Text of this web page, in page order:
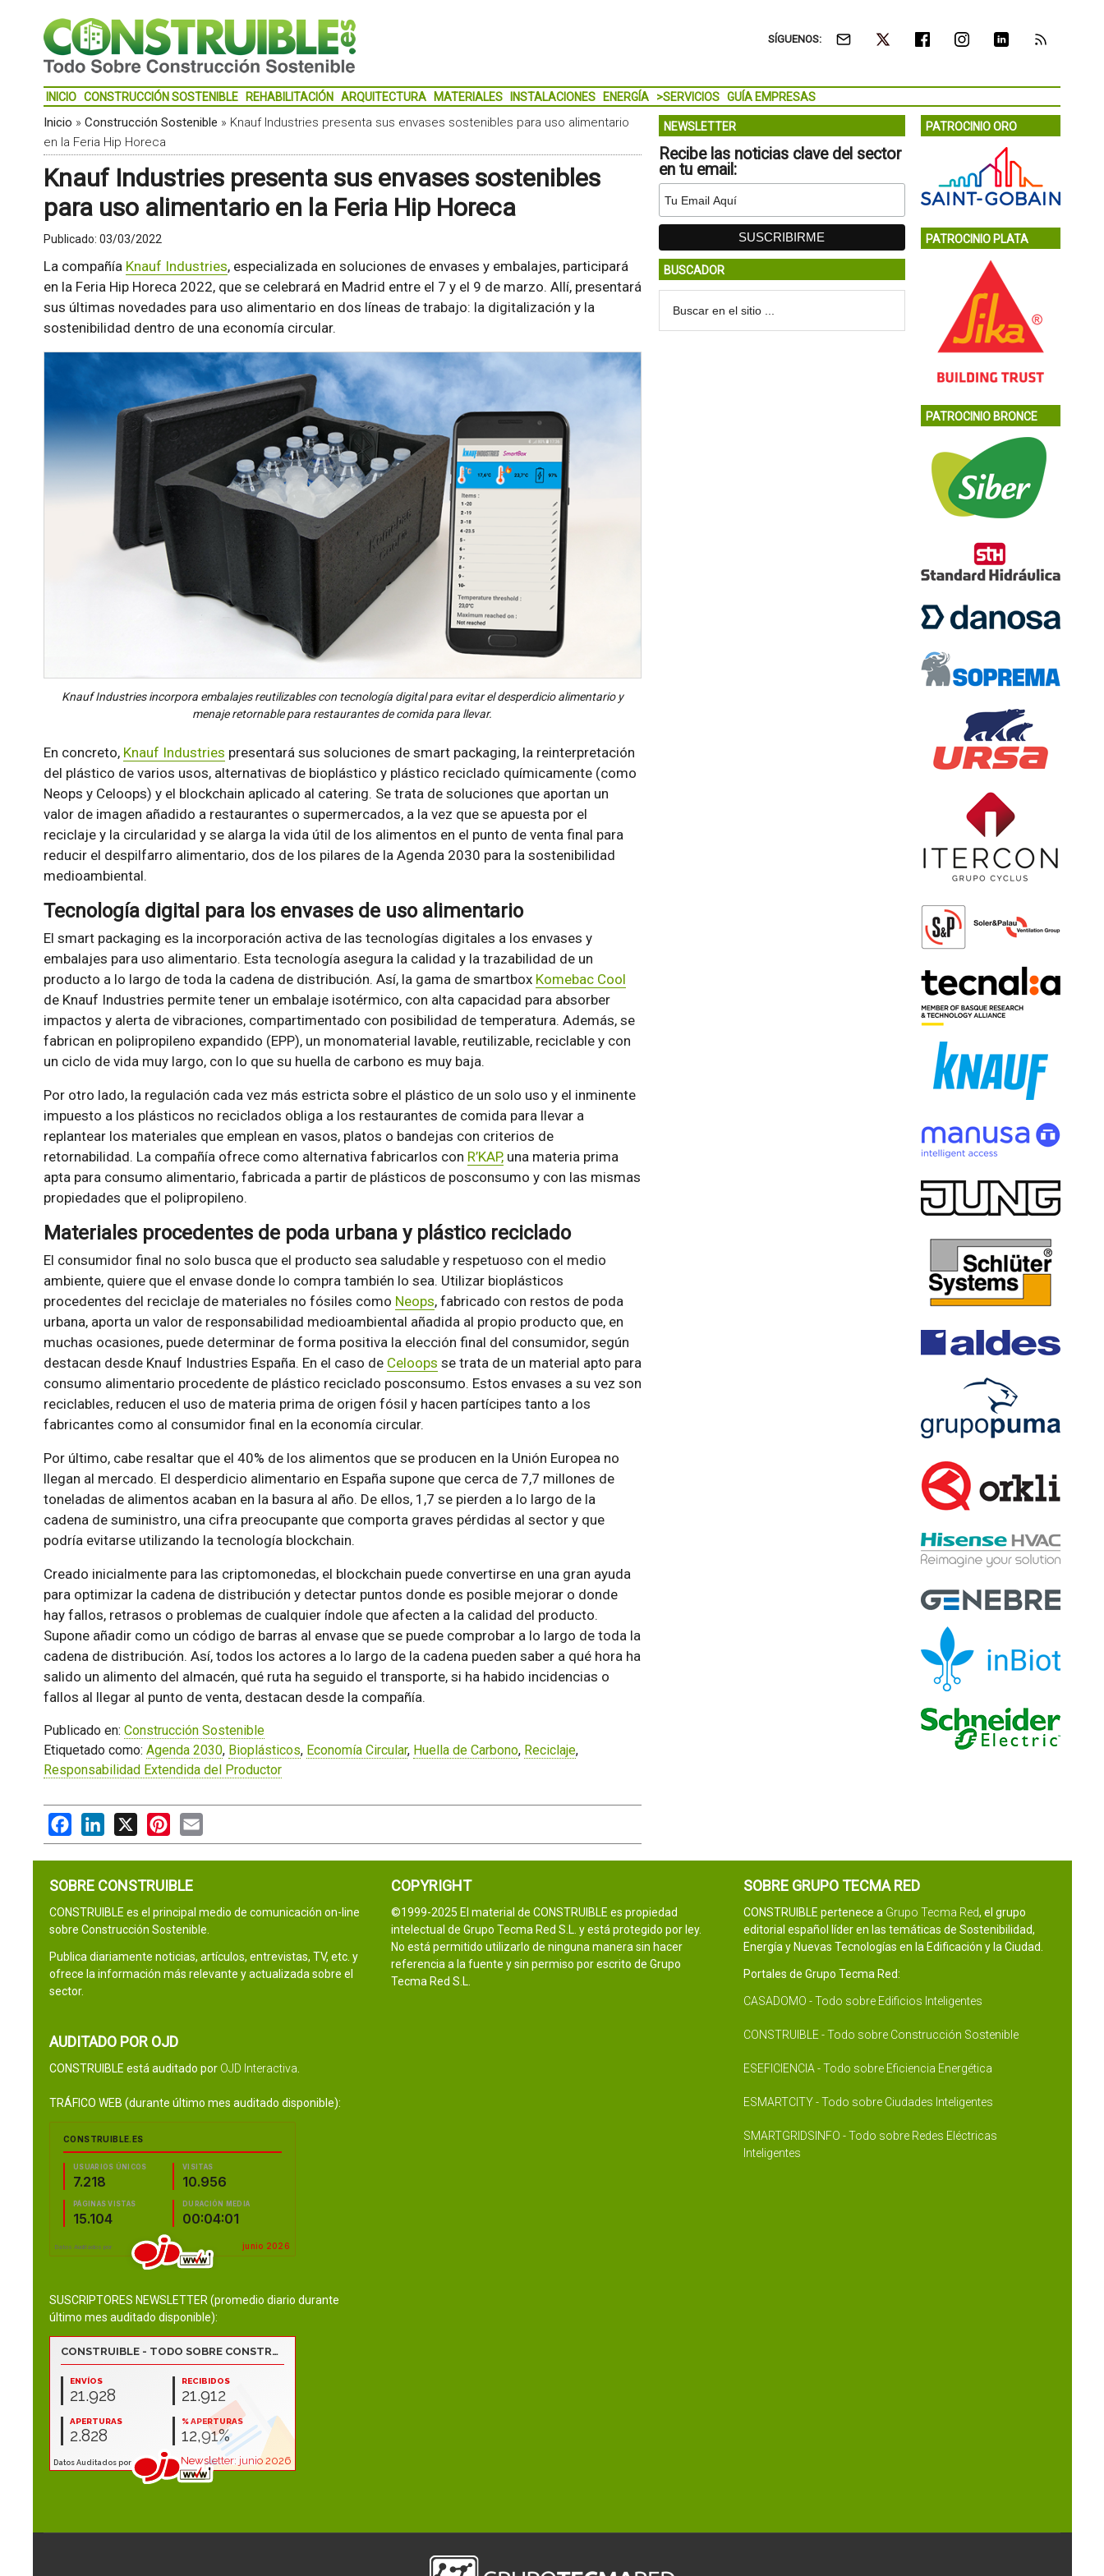
SÍGUENOS:
INICIO CONSTRUCCIÓN SOSTENIBLE REHABILITACIÓN ARQUITECTURA MATERIALES INSTALACIONES ENERGÍA >SERVICIOS GUÍA EMPRESAS
Inicio » Construcción Sostenible » Knauf Industries presenta sus envases sostenibles para uso alimentario
en la Feria Hip Horeca
Knauf Industries presenta sus envases sostenibles
para uso alimentario en la Feria Hip Horeca
Publicado: 03/03/2022
La compañía Knauf Industries, especializada en soluciones de envases y embalajes, participará
en la Feria Hip Horeca 2022, que se celebrará en Madrid entre el 7 y el 9 de marzo. Allí, presentará
sus últimas novedades para uso alimentario en dos líneas de trabajo: la digitalización y la
sostenibilidad dentro de una economía circular.
Knauf Industries incorpora embalajes reutilizables con tecnología digital para evitar el desperdicio alimentario y
menaje retornable para restaurantes de comida para llevar.
En concreto, Knauf Industries presentará sus soluciones de smart packaging, la reinterpretación
del plástico de varios usos, alternativas de bioplástico y plástico reciclado químicamente (como
Neops y Celoops) y el blockchain aplicado al catering. Se trata de soluciones que aportan un
valor de imagen añadido a restaurantes o supermercados, a la vez que se apuesta por el
reciclaje y la circularidad y se alarga la vida útil de los alimentos en el punto de venta final para
reducir el despilfarro alimentario, dos de los pilares de la Agenda 2030 para la sostenibilidad
medioambiental.
Tecnología digital para los envases de uso alimentario
El smart packaging es la incorporación activa de las tecnologías digitales a los envases y
embalajes para uso alimentario. Esta tecnología asegura la calidad y la trazabilidad de un
producto a lo largo de toda la cadena de distribución. Así, la gama de smartbox Komebac Cool
de Knauf Industries permite tener un embalaje isotérmico, con alta capacidad para absorber
impactos y alerta de vibraciones, compartimentado con posibilidad de temperatura. Además, se
fabrican en polipropileno expandido (EPP), un monomaterial lavable, reutilizable, reciclable y con
un ciclo de vida muy largo, con lo que su huella de carbono es muy baja.
Por otro lado, la regulación cada vez más estricta sobre el plástico de un solo uso y el inminente
impuesto a los plásticos no reciclados obliga a los restaurantes de comida para llevar a
replantear los materiales que emplean en vasos, platos o bandejas con criterios de
retornabilidad. La compañía ofrece como alternativa fabricarlos con R’KAP,una materia prima
apta para consumo alimentario, fabricada a partir de plásticos de posconsumo y con las mismas
propiedades que el polipropileno.
Materiales procedentes de poda urbana y plástico reciclado
El consumidor final no solo busca que el producto sea saludable y respetuoso con el medio
ambiente, quiere que el envase donde lo compra también lo sea. Utilizar bioplásticos
procedentes del reciclaje de materiales no fósiles como Neops, fabricado con restos de poda
urbana, aporta un valor de responsabilidad medioambiental añadida al propio producto que, en
muchas ocasiones, puede determinar de forma positiva la elección final del consumidor, según
destacan desde Knauf Industries España. En el caso de Celoops se trata de un material apto para
consumo alimentario procedente de plástico reciclado posconsumo. Estos envases a su vez son
reciclables, reducen el uso de materia prima de origen fósil y hacen partícipes tanto a los
fabricantes como al consumidor final en la economía circular.
Por último, cabe resaltar que el 40% de los alimentos que se producen en la Unión Europea no
llegan al mercado. El desperdicio alimentario en España supone que cerca de 7,7 millones de
toneladas de alimentos acaban en la basura al año. De ellos, 1,7 se pierden a lo largo de la
cadena de suministro, una cifra preocupante que comporta graves pérdidas al sector y que
podría evitarse utilizando la tecnología blockchain.
Creado inicialmente para las criptomonedas, el blockchain puede convertirse en una gran ayuda
para optimizar la cadena de distribución y detectar puntos donde es posible mejorar o donde
hay fallos, retrasos o problemas de cualquier índole que afecten a la calidad del producto.
Supone añadir como un código de barras al envase que se puede comprobar a lo largo de toda la
cadena de distribución. Así, todos los actores a lo largo de la cadena pueden saber a qué hora ha
salido un alimento del almacén, qué ruta ha seguido el transporte, si ha habido incidencias o
fallos al llegar al punto de venta, destacan desde la compañía.
Publicado en: Construcción Sostenible
Etiquetado como: Agenda 2030, Bioplásticos, Economía Circular, Huella de Carbono, Reciclaje,
Responsabilidad Extendida del Productor
FacebookLinkedIn
X PinterestEmail
NEWSLETTER
Recibe las noticias clave del sector
en tu email:
BUSCADOR
PATROCINIO ORO
PATROCINIO PLATA
PATROCINIO BRONCE
SOBRE CONSTRUIBLE
CONSTRUIBLE es el principal medio de comunicación on-line
sobre Construcción Sostenible.
Publica diariamente noticias, artículos, entrevistas, TV, etc. y
ofrece la información más relevante y actualizada sobre el
sector.
AUDITADO POR OJD
CONSTRUIBLE está auditado por OJD Interactiva
TRÁFICO WEB (durante último mes auditado disponible):
SUSCRIPTORES NEWSLETTER (promedio diario durante
último mes auditado disponible):
COPYRIGHT
©1999-2025 El material de CONSTRUIBLE es propiedad
intelectual de Grupo Tecma Red S.L. y está protegido por ley.
No está permitido utilizarlo de ninguna manera sin hacer
referencia a la fuente y sin permiso por escrito de Grupo
Tecma Red S.L.
SOBRE GRUPO TECMA RED
CONSTRUIBLE pertenece a Grupo Tecma Red, el grupo
editorial español líder en las temáticas de Sostenibilidad,
Energía y Nuevas Tecnologías en la Edificación y la Ciudad.
Portales de Grupo Tecma Red:
CASADOMO - Todo sobre Edificios Inteligentes
CONSTRUIBLE - Todo sobre Construcción Sostenible
ESEFICIENCIA - Todo sobre Eficiencia Energética
ESMARTCITY - Todo sobre Ciudades Inteligentes
SMARTGRIDSINFO - Todo sobre Redes Eléctricas
Inteligentes